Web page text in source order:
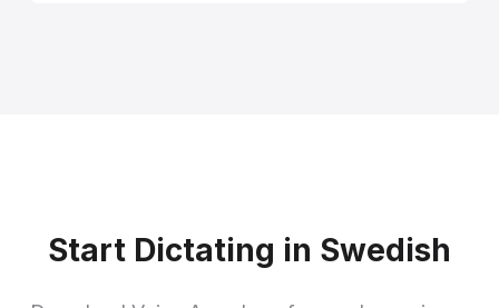
Start Dictating in Swedish